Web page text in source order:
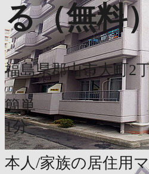
る（無料）
福島県郡山市大町2
簡単
1分
本人/家族の居住用